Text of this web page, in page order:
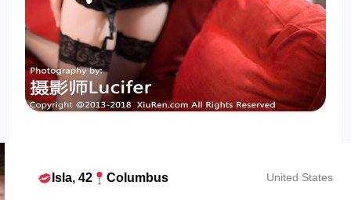
Isla, 42 Columbus United States